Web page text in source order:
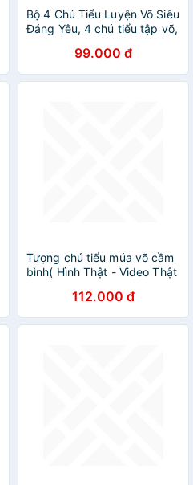
Bộ 4 Chú Tiểu Luyện Võ Siêu
Đáng Yêu, 4 chú tiểu tập võ,
tiểu đánh võ99.000 đ
Tượng chú tiểu múa võ cầm
bình( Hình Thật - Video Thật
112.000 đ